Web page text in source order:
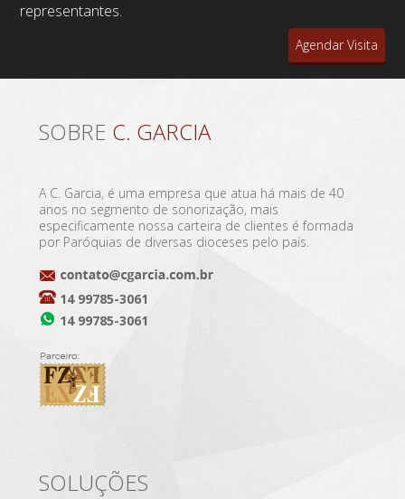
representantes.
Agendar Visita
SOBRE C. GARCIA
A C. Garcia, é uma empresa que atua há mais de 40
anos no segmento de sonorização, mais
especificamente nossa carteira de clientes é formada
por Paróquias de diversas dioceses pelo país.
14 99785-3061
14 99785-3061
SOLUÇÕES